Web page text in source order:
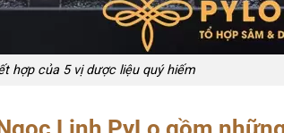
hợp của 5 vị dược liệu quý hiếm